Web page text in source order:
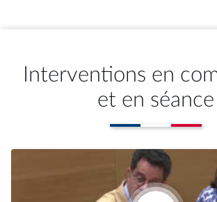
Interventions en
et en séance